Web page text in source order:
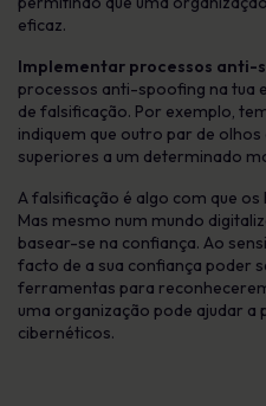
eficaz.
Implementar processos anti-
processos anti-spoofing na tua
de falsificação. Por exemplo,
indiquem que outro par de
superiores a um determinado
A falsificação é algo com que
Mas mesmo num mundo
basear-se na confiança. Ao
facto de a sua confiança poder
ferramentas para
uma organização pode ajudar
cibernéticos.